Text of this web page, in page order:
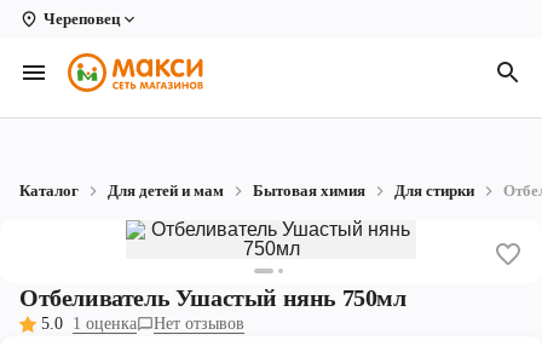
Череповец
Вологда
Архангельск
Коряжма
Каталог Для детей и мам Бытовая химия Для стирки
Отбеливатель Ушастый нянь 750мл
5.0 1 оценка Нет отзывов